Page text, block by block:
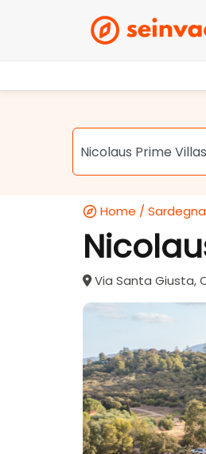
Home / Sardegna
Via Santa Giusta,